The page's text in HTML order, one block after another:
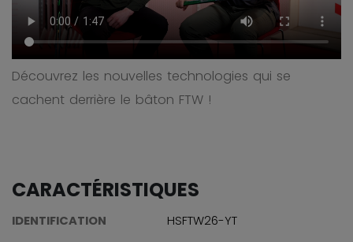
Découvrez les nouvelles technologies qui se
cachent derrière le bâton FTW !
CARACTÉRISTIQUES
IDENTIFICATION
HSFTW26-YT